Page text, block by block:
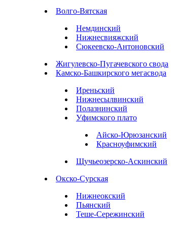
Волго-Вятская
Немдинский
Нижнесвияжский
Сюкеевско-Антоновский
Жигулевско-Пугачевского свода
Камско-Башкирского мегасвода
Иреньский
Нижнесылвинский
Полазнинский
Уфимского плато
Айско-Юрюзанский
Красноуфимский
Щучьеозерско-Аскинский
Окско-Сурская
Нижнеокский
Пьянский
Теше-Сережинский